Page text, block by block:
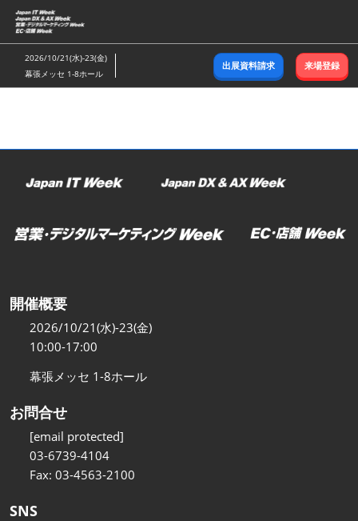
ス
キ
ッ
し
む
2026/10/21(水)-23(金)
幕張メッセ 1-8ホール
出展資料請求 来場登録
開催概要
2026/10/21(水)-23(金)
10:00-17:00
幕張メッセ 1-8ホール
お問合せ
[email protected]
03-6739-4104
Fax: 03-4563-2100
SNS